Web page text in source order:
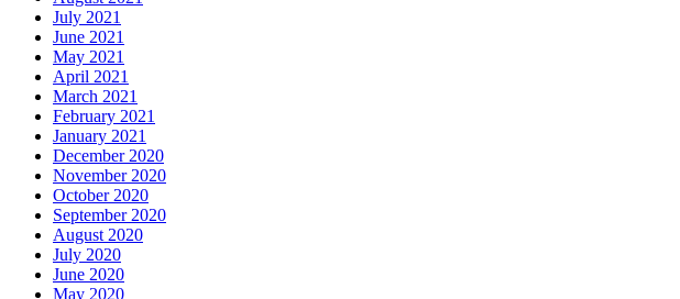
July 2021
June 2021
May 2021
April 2021
March 2021
February 2021
January 2021
December 2020
November 2020
October 2020
September 2020
August 2020
July 2020
June 2020
May 2020